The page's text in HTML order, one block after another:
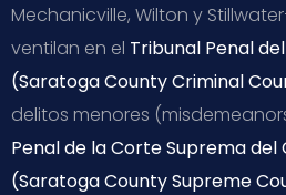
Mechanicville, Wilton y
ventilan en el Tribunal Penal
(Saratoga County Criminal
delitos menores
Penal de la Corte Suprema
(Saratoga County Supreme